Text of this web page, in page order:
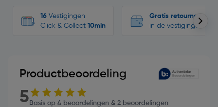
16 Vestigingen
Click & Collect 10min
Gratis retourneren
in de vestigingen
Productbeoordeling
5 Basis op 4 beoordelingen & 2 beoordelingen